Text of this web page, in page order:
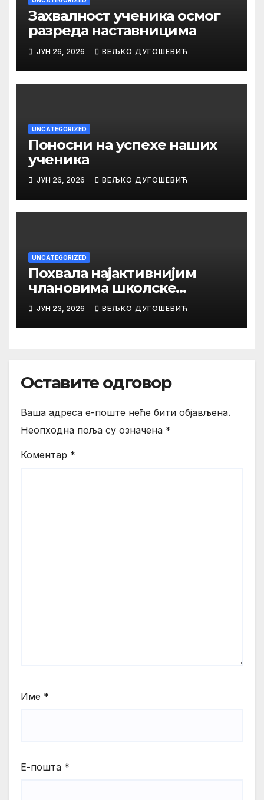
Захвалност ученика осмог
разреда наставницима
ЈУН 26, 2026 ВЕЉКО ДУГОШЕВИЋ
UNCATEGORIZED
Поносни на успехе наших
ученика
ЈУН 26, 2026 ВЕЉКО ДУГОШЕВИЋ
UNCATEGORIZED
Похвала најактивнијим
члановима школске
библиотеке
ЈУН 23, 2026 ВЕЉКО ДУГОШЕВИЋ
Оставите одговор
Ваша адреса е-поште неће бити објављена.
Неопходна поља су означена *
Коментар *
Име *
Е-пошта *